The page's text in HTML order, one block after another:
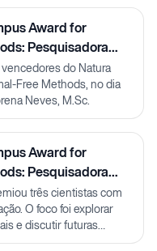
Award for
Pesquisadora
do Natura
Free Methods, no dia
Neves, M.Sc.
Award for
Pesquisadora
três cientistas com
O foco foi explorar
e discutir futuras